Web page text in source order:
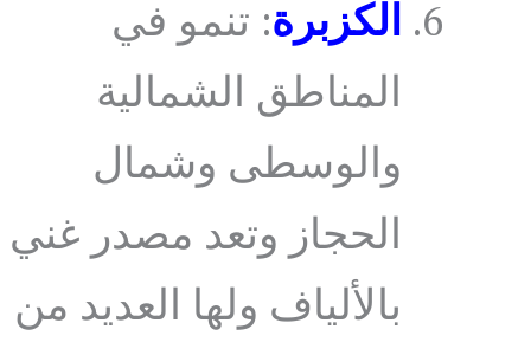
الكزبرة: تنمو في
المناطق الشمالية
والوسطى وشمال
الحجاز وتعد مصدر غني
بالألياف ولها العديد من